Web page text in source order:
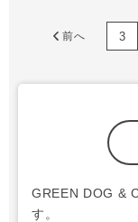
前へ 3
GREEN DOG &
す。